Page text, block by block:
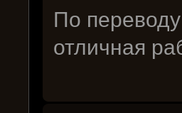
По
отличная